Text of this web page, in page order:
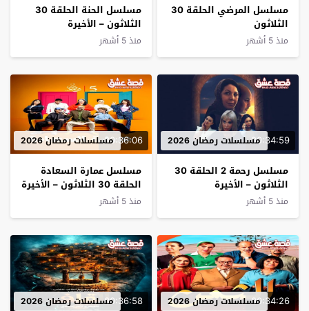
مسلسل المرضي الحلقة 30
الثلاثون
منذ 5 أشهر
مسلسل الحنة الحلقة 30
الثلاثون – الأخيرة
منذ 5 أشهر
00:34:59مسلسلات رمضان 2026
مسلسل رحمة 2 الحلقة 30
الثلاثون – الأخيرة
منذ 5 أشهر
00:36:06مسلسلات رمضان 2026
مسلسل عمارة السعادة
الحلقة 30 الثلاثون – الأخيرة
منذ 5 أشهر
00:34:26مسلسلات رمضان 2026 00:36:58مسلسلات رمضان 2026